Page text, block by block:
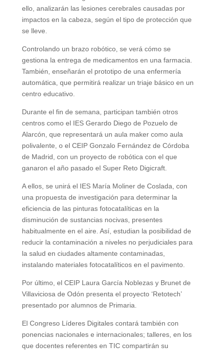
ello, analizarán las lesiones cerebrales causadas por
impactos en la cabeza, según el tipo de protección que
se lleve.
Controlando un brazo robótico, se verá cómo se
gestiona la entrega de medicamentos en una farmacia.
También, enseñarán el prototipo de una enfermería
automática, que permitirá realizar un triaje básico en un
centro educativo.
Durante el fin de semana, participan también otros
centros como el IES Gerardo Diego de Pozuelo de
Alarcón, que representará un aula maker como aula
polivalente, o el CEIP Gonzalo Fernández de Córdoba
de Madrid, con un proyecto de robótica con el que
ganaron el año pasado el Super Reto Digicraft.
A ellos, se unirá el IES María Moliner de Coslada, con
una propuesta de investigación para determinar la
eficiencia de las pinturas fotocatalíticas en la
disminución de sustancias nocivas, presentes
habitualmente en el aire. Así, estudian la posibilidad de
reducir la contaminación a niveles no perjudiciales para
la salud en ciudades altamente contaminadas,
instalando materiales fotocatalíticos en el pavimento.
Por último, el CEIP Laura García Noblezas y Brunet de
Villaviciosa de Odón presenta el proyecto ‘Retotech’
presentado por alumnos de Primaria.
El Congreso Líderes Digitales contará también con
ponencias nacionales e internacionales; talleres, en los
que docentes referentes en TIC compartirán su